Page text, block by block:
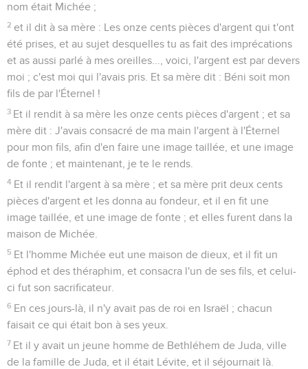
nom était Michée ;
2 et il dit à sa mère : Les onze cents pièces d'argent qui t'ont
été prises, et au sujet desquelles tu as fait des imprécations
et as aussi parlé à mes oreilles..., voici, l'argent est par devers
moi ; c'est moi qui l'avais pris. Et sa mère dit : Béni soit mon
fils de par l'Éternel !
3 Et il rendit à sa mère les onze cents pièces d'argent ; et sa
mère dit : J'avais consacré de ma main l'argent à l'Éternel
pour mon fils, afin d'en faire une image taillée, et une image
de fonte ; et maintenant, je te le rends.
4 Et il rendit l'argent à sa mère ; et sa mère prit deux cents
pièces d'argent et les donna au fondeur, et il en fit une
image taillée, et une image de fonte ; et elles furent dans la
maison de Michée.
5 Et l'homme Michée eut une maison de dieux, et il fit un
éphod et des théraphim, et consacra l'un de ses fils, et celui-
ci fut son sacrificateur.
6 En ces jours-là, il n'y avait pas de roi en Israël ; chacun
faisait ce qui était bon à ses yeux.
7 Et il y avait un jeune homme de Bethléhem de Juda, ville
de la famille de Juda, et il était Lévite, et il séjournait là.